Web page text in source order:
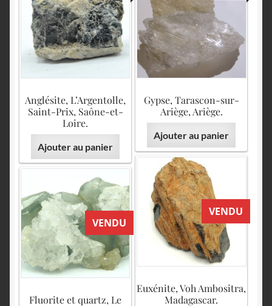
Anglésite, L’Argentolle,
Saint-Prix, Saône-et-
Loire.
Ajouter au panier
Gypse, Tarascon-sur-
Ariège, Ariège.
Ajouter au panier
VENDU
Euxénite, Voh Ambositra,
Madagascar.
VENDU
Fluorite et quartz, Le